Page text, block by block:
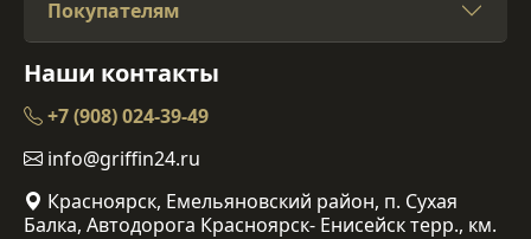
Покупателям
Наши контакты
+7 (908) 024-39-49
info@griffin24.ru
Красноярск, Емельяновский район, п. Сухая
Балка, Автодорога Красноярск- Енисейск терр., км.